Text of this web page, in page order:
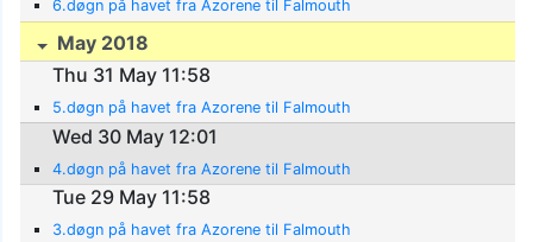
6.døgn på havet fra Azorene til Falmouth
May 2018
Thu 31 May 11:58
5.døgn på havet fra Azorene til Falmouth
Wed 30 May 12:01
4.døgn på havet fra Azorene til Falmouth
Tue 29 May 11:58
3.døgn på havet fra Azorene til Falmouth